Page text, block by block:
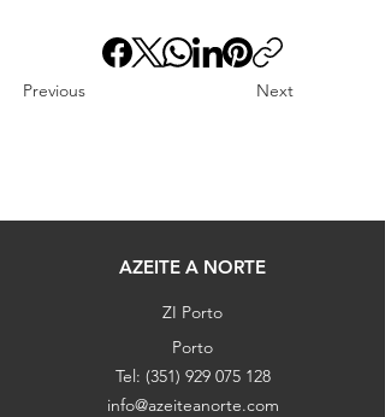
Previous Next
AZEITE A NORTE
ZI Porto
Porto
Tel: (351) 929 075 128
info@azeiteanorte.com